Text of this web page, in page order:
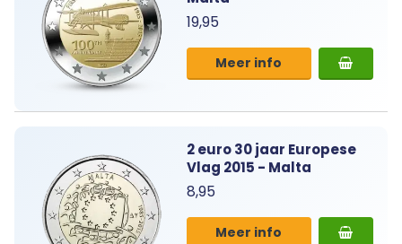
19,95
Meer info
2 euro 30 jaar Europese
Vlag 2015 - Malta
8,95
Meer info